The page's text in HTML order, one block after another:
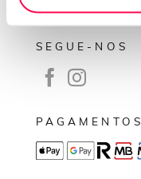
SEGUE-NOS
PAGAMENTOS